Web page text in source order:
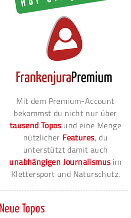
Mit dem Premium-Account
bekommst du nicht nur über
tausend Toposund eine Menge
nützlicher Features, du
unterstützt damit auch
unabhängigen Journalismusim
Klettersport und Naturschutz.
Neue Topos